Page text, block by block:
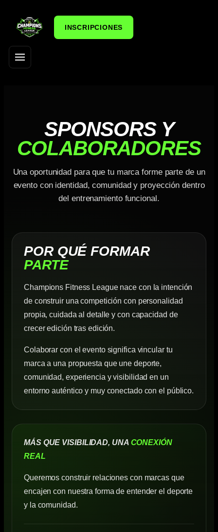
INSCRIPCIONES
SPONSORS Y
COLABORADORES
Una oportunidad para que tu marca forme parte de un
evento con identidad, comunidad y proyección dentro
del entrenamiento funcional.
POR QUÉ FORMAR
PARTE
Champions Fitness League nace con la intención
de construir una competición con personalidad
propia, cuidada al detalle y con capacidad de
crecer edición tras edición.
Colaborar con el evento significa vincular tu
marca a una propuesta que une deporte,
comunidad, experiencia y visibilidad en un
entorno auténtico y muy conectado con el público.
MÁS QUE VISIBILIDAD, UNA CONEXIÓN
REAL
Queremos construir relaciones con marcas que
encajen con nuestra forma de entender el deporte
y la comunidad.